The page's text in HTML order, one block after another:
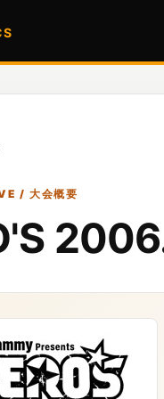
/ 大会概要